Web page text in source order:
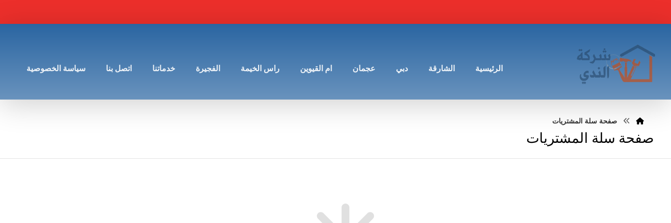
الرئيسية الشارقة دبي عجمان ام القيوين راس الخيمة الفجيرة خدماتنا اتصل بنا سياسة الخصوصية
صفحة سلة المشتريات
صفحة سلة المشتريات